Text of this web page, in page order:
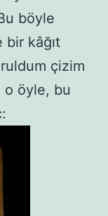
böyle
bir kâğıt
çizim
o öyle, bu